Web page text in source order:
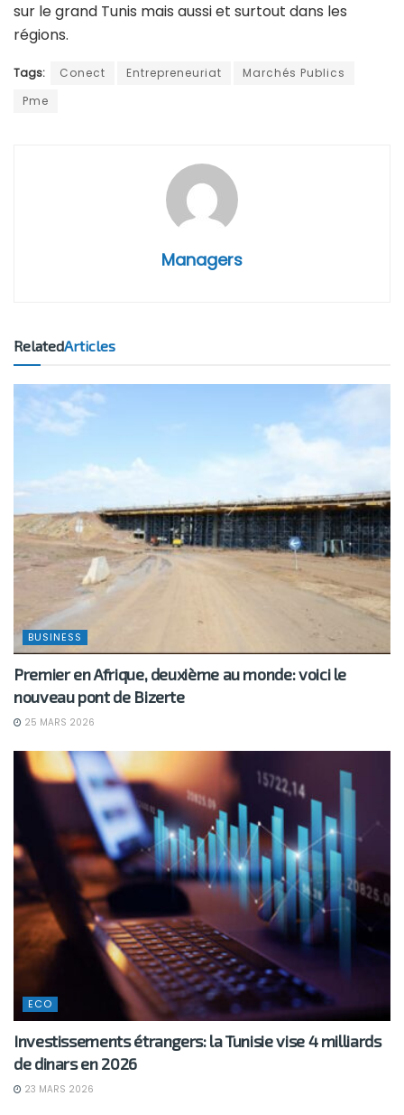
sur le grand Tunis mais aussi et surtout dans les
régions.
Tags: Conect Entrepreneuriat
Marchés Publics
Pme
Managers
RelatedArticles
BUSINESS
Premier en Afrique, deuxième au monde: voici le
nouveau pont de Bizerte
25 MARS 2026
ECO
Investissements étrangers: la Tunisie vise 4 milliards
de dinars en 2026
23 MARS 2026